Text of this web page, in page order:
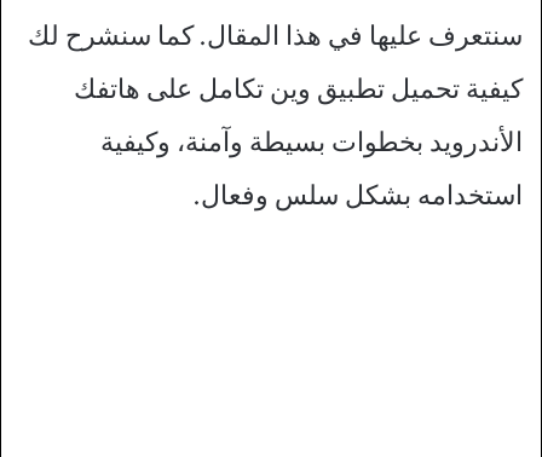
سنتعرف عليها في هذا المقال. كما سنشرح لك
كيفية تحميل تطبيق وين تكامل على هاتفك
الأندرويد بخطوات بسيطة وآمنة، وكيفية
استخدامه بشكل سلس وفعال.